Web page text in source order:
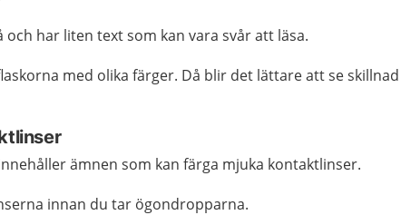
och har liten text som kan vara svår att läsa.
med olika färger. Då blir det lättare att se skillnad
ämnen som kan färga mjuka kontaktlinser.
innan du tar ögondropparna.